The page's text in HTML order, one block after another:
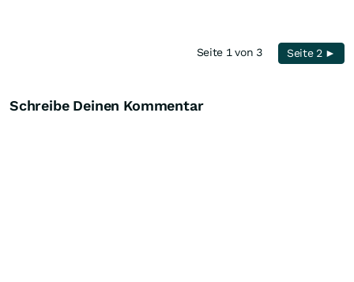
Seite 1 von 3 Seite 2 ►
Schreibe Deinen Kommentar